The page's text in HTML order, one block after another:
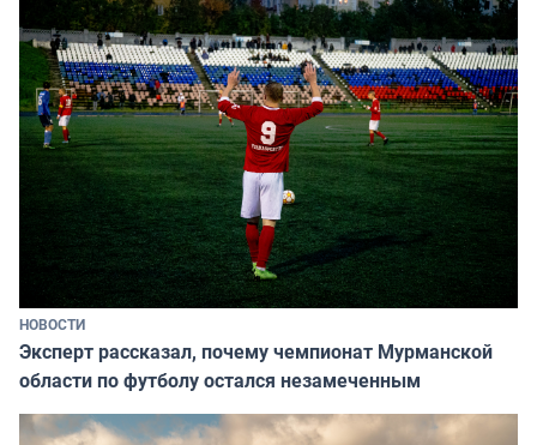
НОВОСТИ
Эксперт рассказал, почему чемпионат Мурманской
области по футболу остался незамеченным